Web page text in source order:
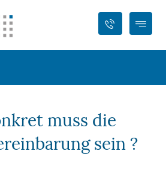
muss die
sein ?